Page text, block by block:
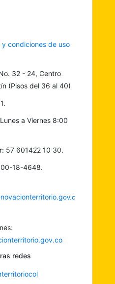
32 - 24, Centro
(Pisos del 36 al 40)
a Viernes 8:00
57 601422 10 30.
18-4648.
ov.c
redes
condiciones de uso